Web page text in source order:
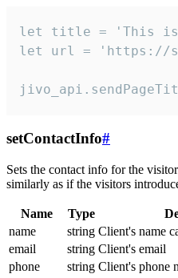
let title = 'This is
let url = 'https://
setContactInfo#
Sets the contact info for the
similarly as if the visitors
Name Type
name
string Client's name
email
string Client's email
phone
string Client's phone